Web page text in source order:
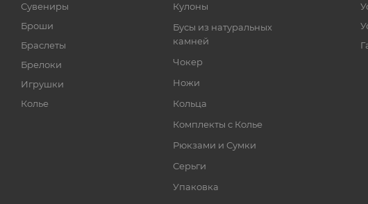
Сувениры
Броши
Браслеты
Брелоки
Игрушки
Колье
Кулоны
Бусы из натуральных
камней
Чокер
Ножи
Кольца
Комплекты с Колье
Рюкзами и Сумки
Серьги
Упаковка